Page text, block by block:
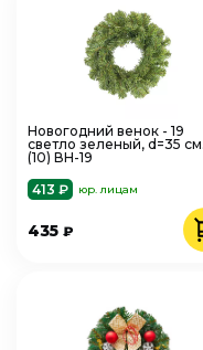
Новогодний венок - 19
светло зеленый, d=35 см.
(10) ВН-19
413 ₽
юр. лицам
435 ₽